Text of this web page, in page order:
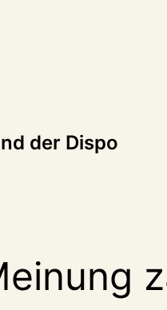
der Dispo